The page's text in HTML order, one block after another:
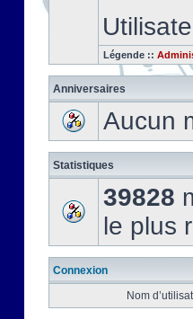
Légende ::
Anniversaires
Aucun
Statistiques
39828
le plus
Connexion
Nom